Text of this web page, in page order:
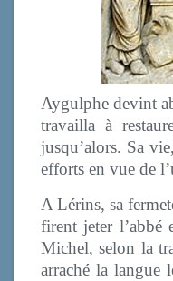
Aygulphe devint
travailla à
jusqu’alors. Sa
efforts en vue de
A Lérins, sa
firent jeter l’abbé
Michel, selon la
arraché la langue